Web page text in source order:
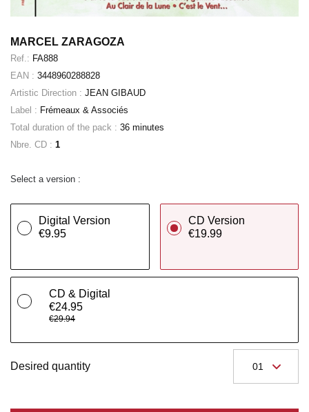
MARCEL ZARAGOZA
Ref.: FA888
EAN : 3448960288828
Artistic Direction : JEAN GIBAUD
Label : Frémeaux & Associés
Total duration of the pack : 36 minutes
Nbre. CD : 1
Select a version :
Digital Version
€9.95
CD Version
€19.99
CD & Digital
€24.95
€29.94
Desired quantity